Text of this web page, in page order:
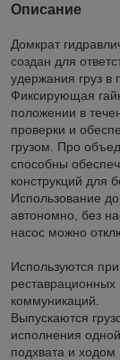
Описание
Домкрат
создан для
удержания груз в
Фиксирующая
положении в
проверки и
грузом. Про
способны
конструкций для
Использование
автономно, без
насос можно
Используются
реставрационных
коммуникаций.
Выпускаются
исполнения
подхвата и ходом